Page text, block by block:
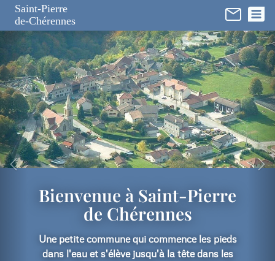
Saint-Pierre
de-Chérennes
Bienvenue à Saint-Pierre
de Chérennes
Une petite commune qui commence les pieds
dans l'eau et s'élève jusqu'à la tête dans les
Panneau de gestion des cookies